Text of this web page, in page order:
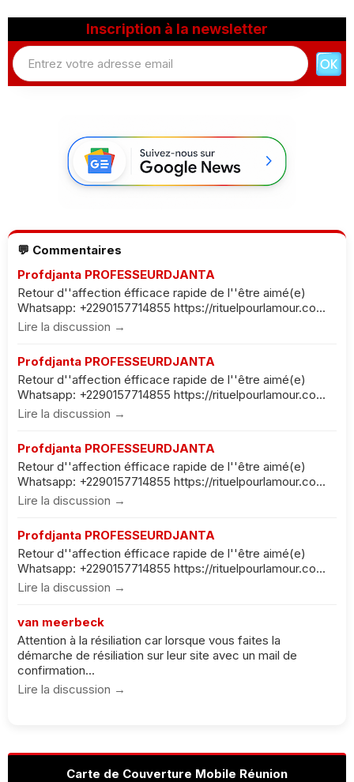
Inscription à la newsletter
💬 Commentaires
Profdjanta PROFESSEURDJANTA
Retour d''affection éfficace rapide de l''être aimé(e)
Whatsapp: +2290157714855 https://rituelpourlamour.co...
Lire la discussion →
Profdjanta PROFESSEURDJANTA
Retour d''affection éfficace rapide de l''être aimé(e)
Whatsapp: +2290157714855 https://rituelpourlamour.co...
Lire la discussion →
Profdjanta PROFESSEURDJANTA
Retour d''affection éfficace rapide de l''être aimé(e)
Whatsapp: +2290157714855 https://rituelpourlamour.co...
Lire la discussion →
Profdjanta PROFESSEURDJANTA
Retour d''affection éfficace rapide de l''être aimé(e)
Whatsapp: +2290157714855 https://rituelpourlamour.co...
Lire la discussion →
van meerbeck
Attention à la résiliation car lorsque vous faites la
démarche de résiliation sur leur site avec un mail de
confirmation...
Lire la discussion →
Carte de Couverture Mobile Réunion